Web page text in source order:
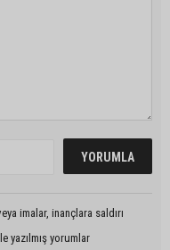
imalar, inançlara saldırı
yazılmış yorumlar